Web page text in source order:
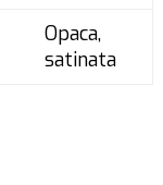
Opaca,
satinata